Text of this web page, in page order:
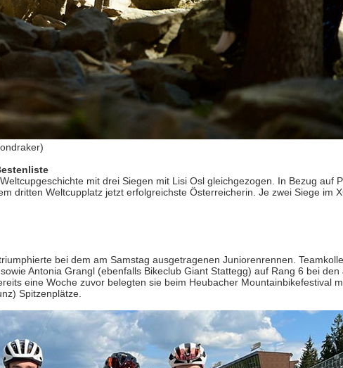
mit drei Siegen mit Lisi Osl gleichgezogen. In Bezug auf
dritten Weltcupplatz jetzt erfolgreichste Österreicherin. Je zwei Siege im
bei dem am Samstag ausgetragenen Juniorenrennen.
Antonia Grangl (ebenfalls Bikeclub Giant Stattegg) auf Rang 6 bei den
eine Woche zuvor belegten sie beim Heubacher Mountainbikefestival
Spitzenplätze.